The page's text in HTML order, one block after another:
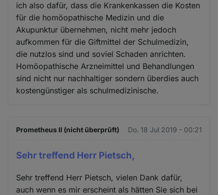
ich also dafür, dass die Krankenkassen die Kosten
für die homöopathische Medizin und die
Akupunktur übernehmen, nicht mehr jedoch
aufkommen für die Giftmittel der Schulmedizin,
die nutzlos sind und soviel Schaden anrichten.
Homöopathische Arzneimittel und Behandlungen
sind nicht nur nachhaltiger sondern überdies auch
kostengünstiger als schulmedizinische.
Prometheus II (nicht überprüft) Do. 18 Jul 2019 - 00:21
Sehr treffend Herr Pietsch,
Sehr treffend Herr Pietsch, vielen Dank dafür,
auch wenn es mir erscheint als hätten Sie sich bei